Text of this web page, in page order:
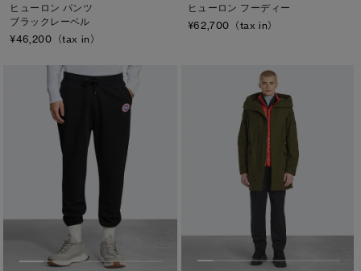
ヒューロン パンツ
ブラックレーベル
¥46,200（tax in）
ヒューロン フーディー
¥62,700（tax in）